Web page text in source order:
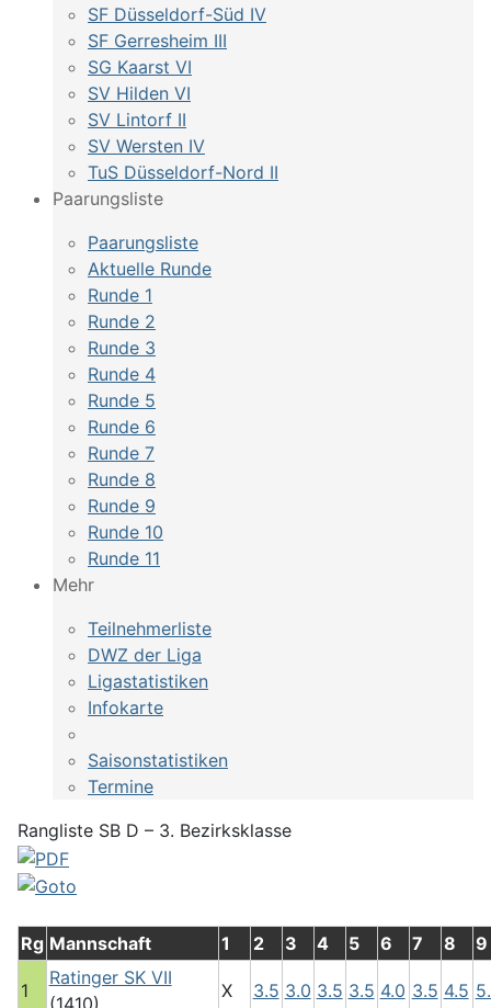
SF Düsseldorf-Süd IV
SF Gerresheim III
SG Kaarst VI
SV Hilden VI
SV Lintorf II
SV Wersten IV
TuS Düsseldorf-Nord II
Paarungsliste
Paarungsliste
Aktuelle Runde
Runde 1
Runde 2
Runde 3
Runde 4
Runde 5
Runde 6
Runde 7
Runde 8
Runde 9
Runde 10
Runde 11
Mehr
Teilnehmerliste
DWZ der Liga
Ligastatistiken
Infokarte
Saisonstatistiken
Termine
Rangliste SB D – 3. Bezirksklasse
Rg Mannschaft 1 2 3 4 5 6 7 8 9
1
Ratinger SK VII
X 3.5 3.0 3.5 3.5 4.0 3.5 4.5